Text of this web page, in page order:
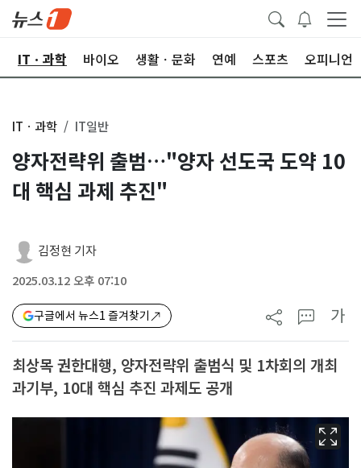
ITㆍ과학 바이오 생활ㆍ문화 연예 스포츠 오피니언
ITㆍ과학 IT일반
양자전략위 출범…"양자 선도국 도약 10
대 핵심 과제 추진"
김정현 기자
2025.03.12 오후 07:10
구글에서 뉴스1 즐겨찾기 가
최상목 권한대행, 양자전략위 출범식 및 1차회의 개최
과기부, 10대 핵심 추진 과제도 공개